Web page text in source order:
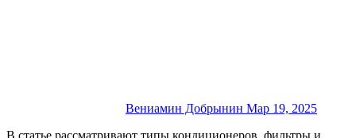
Вениамин Добрынин Мар 19, 2025
В статье рассматривают типы кондиционеров, фильтры и